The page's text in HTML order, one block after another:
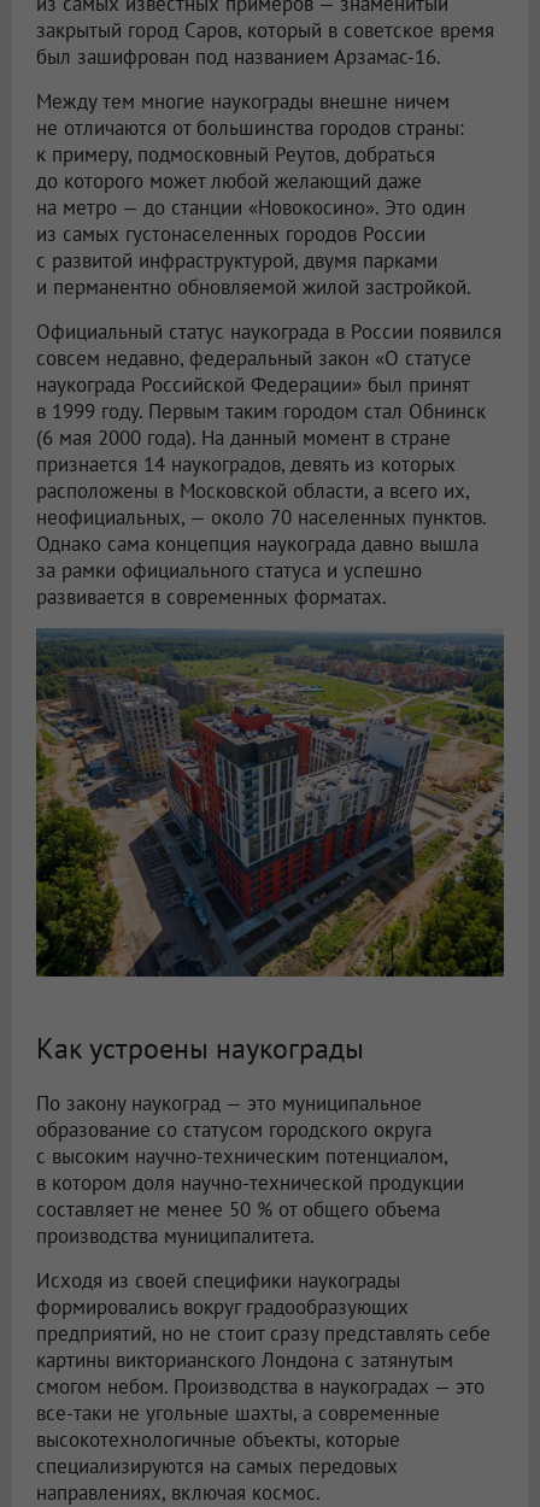
закрытый город Саров, который в советское время
был зашифрован под названием Арзамас-16.
Между тем многие наукограды внешне ничем
не отличаются от большинства городов страны:
к примеру, подмосковный Реутов, добраться
до которого может любой желающий даже
на метро — до станции «Новокосино». Это один
из самых густонаселенных городов России
с развитой инфраструктурой, двумя парками
и перманентно обновляемой жилой застройкой.
Официальный статус наукограда в России появился
совсем недавно, федеральный закон «О статусе
наукограда Российской Федерации» был принят
в 1999 году. Первым таким городом стал Обнинск
(6 мая 2000 года). На данный момент в стране
признается 14 наукоградов, девять из которых
расположены в Московской области, а всего их,
неофициальных, — около 70 населенных пунктов.
Однако сама концепция наукограда давно вышла
за рамки официального статуса и успешно
развивается в современных форматах.
Как устроены наукограды
По закону наукоград — это муниципальное
образование со статусом городского округа
с высоким научно-техническим потенциалом,
в котором доля научно-технической продукции
составляет не менее 50 % от общего объема
производства муниципалитета.
Исходя из своей специфики наукограды
формировались вокруг градообразующих
предприятий, но не стоит сразу представлять себе
картины викторианского Лондона с затянутым
смогом небом. Производства в наукоградах — это
все-таки не угольные шахты, а современные
высокотехнологичные объекты, которые
специализируются на самых передовых
направлениях, включая космос.